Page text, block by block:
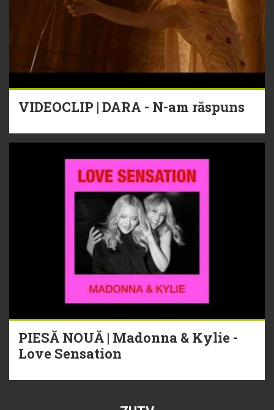
VIDEOCLIP | DARA - N-am răspuns
PIESĂ NOUĂ | Madonna & Kylie -
Love Sensation